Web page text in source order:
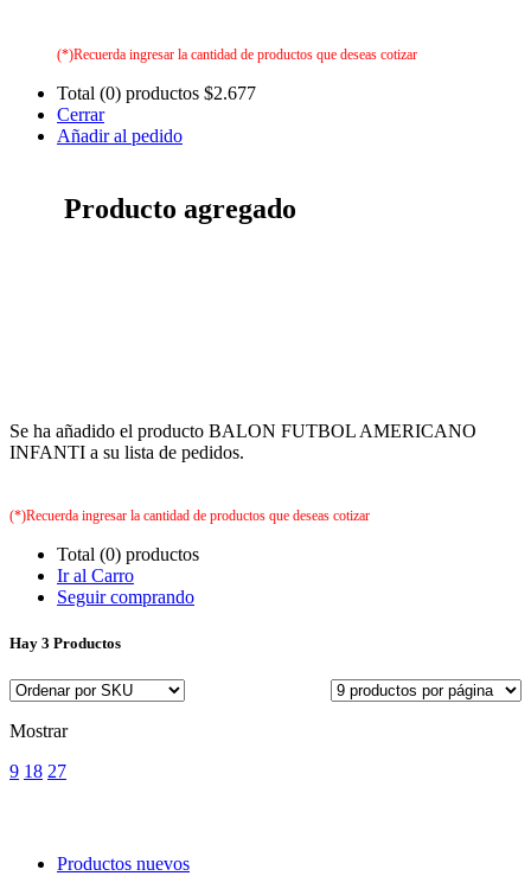
(*)Recuerda ingresar la cantidad de productos que deseas cotizar
Total (0) productos $2.677
Cerrar
Añadir al pedido
Producto agregado
Se ha añadido el producto BALON FUTBOL AMERICANO
INFANTI a su lista de pedidos.
(*)Recuerda ingresar la cantidad de productos que deseas cotizar
Total (0) productos
Ir al Carro
Seguir comprando
Hay 3 Productos
Mostrar
9 18 27
Productos nuevos